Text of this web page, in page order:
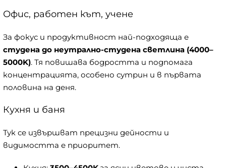
Офис, работен кът, учене
За фокус и продуктивност най-подходяща е
студена до неутрално-студена светлина (4000–
5000K). Тя повишава бодростта и подпомага
концентрацията, особено сутрин и в първата
половина на деня.
Кухня и баня
Тук се извършват прецизни дейности и
видимостта е приоритет.